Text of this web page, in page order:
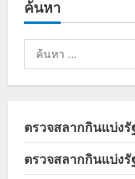
พฤษภา
ค้นหา
ค้นหา
สำหรับ:
ตรวจสลากกินแบ่งรั
ตรวจสลากกินแบ่งรั